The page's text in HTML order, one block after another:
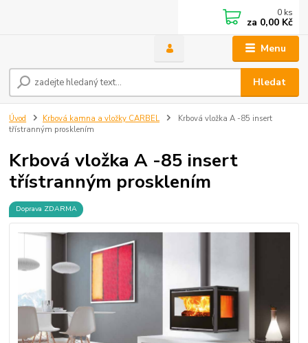
Menu
Hledat
0 ks
za 0,00 Kč
Úvod Krbová kamna a vložky CARBEL
Krbová vložka A -85 insert
třístranným prosklením
Krbová vložka A -85 insert
třístranným prosklením
Doprava ZDARMA